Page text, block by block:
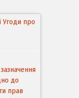
Угоди про
до
прав